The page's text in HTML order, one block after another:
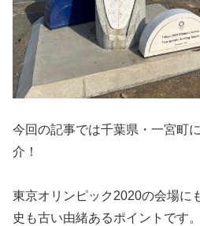
今回の記事では千葉県・一宮町
介！
東京オリンピック2020の会場に
史も古い由緒あるポイントです。